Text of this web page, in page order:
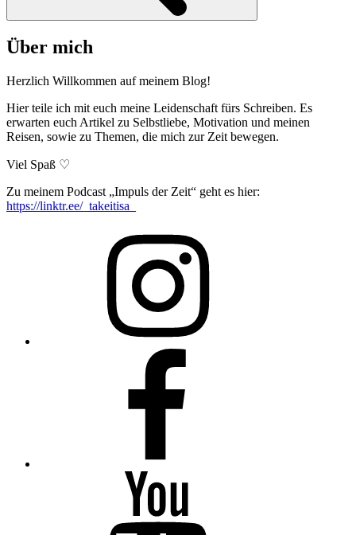
Über mich
Herzlich Willkommen auf meinem Blog!
Hier teile ich mit euch meine Leidenschaft fürs Schreiben. Es
erwarten euch Artikel zu Selbstliebe, Motivation und meinen
Reisen, sowie zu Themen, die mich zur Zeit bewegen.
Viel Spaß ♡
Zu meinem Podcast „Impuls der Zeit“ geht es hier:
https://linktr.ee/_takeitisa_